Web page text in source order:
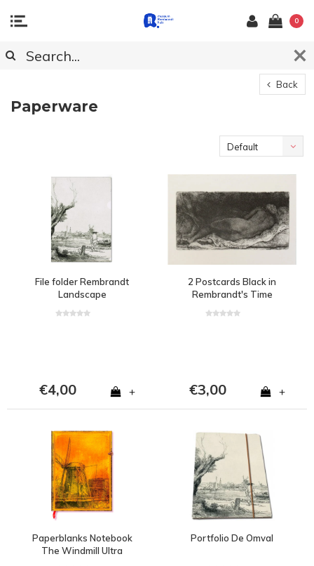
0
Back
Paperware
Default
File folder Rembrandt
Landscape
€4,00 +
2 Postcards Black in
Rembrandt's Time
€3,00 +
Paperblanks Notebook
The Windmill Ultra
Portfolio De Omval